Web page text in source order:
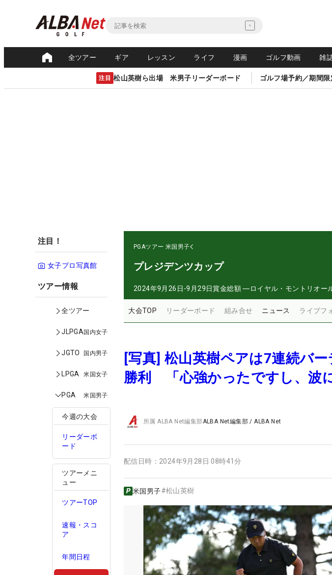
全ツアー ギア レッスン ライフ 漫画 ゴルフ動画 雑
注目 松山英樹ら出場 米男子リーダーボード ゴルフ場予約／期間
注目！
女子プロ写真館
ツアー情報
全ツアー
JLPGA国内女子
JGTO 国内男子
LPGA 米国女子
PGA 米国男子
今週の大会
リーダーボ
ード
ツアーメニ
ュー
ツアーTOP
速報・スコ
ア
年間日程
PGAツアー 米国男子
プレジデンツカップ
2024年9月26日-9月29日賞金総額 ―ロイヤル・モントリオー
大会TOP リーダーボード 組み合せ ニュース ライブフ
[写真] 松山英樹ペアは7連続バ
勝利 「心強かったですし、波
所属ALBA Net編集部ALBA Net編集部 /ALBA Net
配信日時： 2024年9月28日 08時41分
米国男子#松山英樹